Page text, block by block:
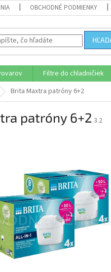
OBCHODNÉ PODMIENKY
Filtre do chladničiek
Brita Maxtra patróny 6+2
patróny 6+2 3.2